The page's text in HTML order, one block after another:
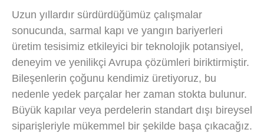
Uzun yıllardır sürdürdüğümüz çalışmalar
sonucunda, sarmal kapı ve yangın bariyerleri
üretim tesisimiz etkileyici bir teknolojik potansiyel,
deneyim ve yenilikçi Avrupa çözümleri biriktirmiştir.
Bileşenlerin çoğunu kendimiz üretiyoruz, bu
nedenle yedek parçalar her zaman stokta bulunur.
Büyük kapılar veya perdelerin standart dışı bireysel
siparişleriyle mükemmel bir şekilde başa çıkacağız.